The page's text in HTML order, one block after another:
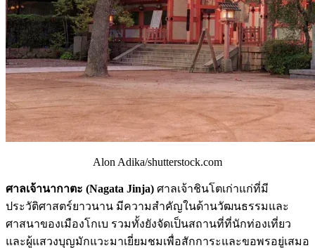
Alon Adika/shutterstock.com
ศาลเจ้านากาตะ (Nagata Jinja) ศาลเจ้าชินโตเก่าแก่ที่มี
ประวัติศาสตร์ยาวนาน มีความสำคัญในด้านวัฒนธรรมและ
ศาสนาของเมืองโกเบ รวมทั้งยังจัดเป็นสถานที่ที่นักท่องเที่ยว
และผู้แสวงบุญมักแวะมาเยี่ยมชมเพื่อสักการะและขอพรอยู่เสมอ